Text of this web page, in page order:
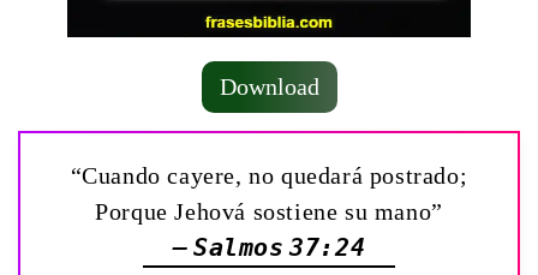
Download
“Cuando cayere, no quedará postrado;
Porque Jehová sostiene su mano”
— Salmos 37:24